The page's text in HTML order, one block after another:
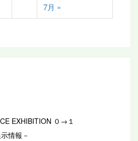
7月 »
EXHIBITION ０→１
情報－